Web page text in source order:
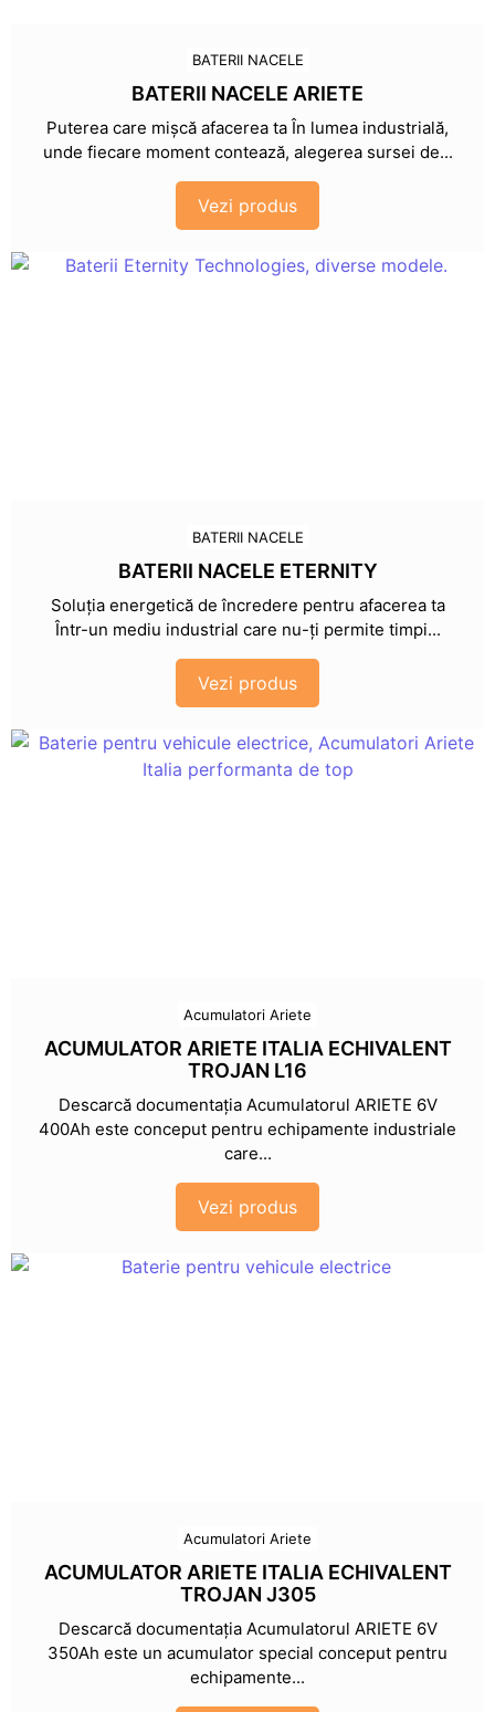
BATERII NACELE
BATERII NACELE ARIETE
Puterea care mișcă afacerea ta În lumea industrială,
unde fiecare moment contează, alegerea sursei de...
Vezi produs
BATERII NACELE
BATERII NACELE ETERNITY
Soluția energetică de încredere pentru afacerea ta
Într-un mediu industrial care nu-ți permite timpi...
Vezi produs
Acumulatori Ariete
ACUMULATOR ARIETE ITALIA ECHIVALENT
TROJAN L16
Descarcă documentația Acumulatorul ARIETE 6V
400Ah este conceput pentru echipamente industriale
care...
Vezi produs
Acumulatori Ariete
ACUMULATOR ARIETE ITALIA ECHIVALENT
TROJAN J305
Descarcă documentația Acumulatorul ARIETE 6V
350Ah este un acumulator special conceput pentru
echipamente...